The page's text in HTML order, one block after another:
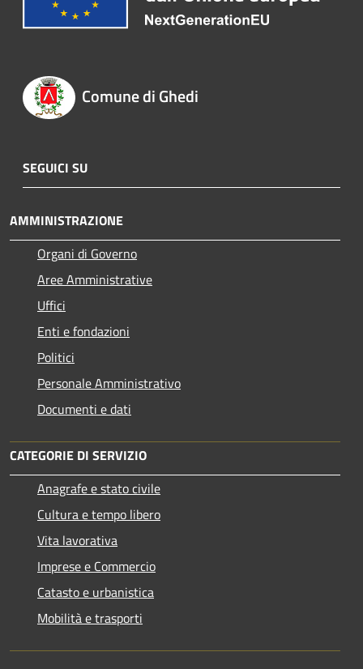
Comune di Ghedi
SEGUICI SU
AMMINISTRAZIONE
Organi di Governo
Aree Amministrative
Uffici
Enti e fondazioni
Politici
Personale Amministrativo
Documenti e dati
CATEGORIE DI SERVIZIO
Anagrafe e stato civile
Cultura e tempo libero
Vita lavorativa
Imprese e Commercio
Catasto e urbanistica
Mobilità e trasporti